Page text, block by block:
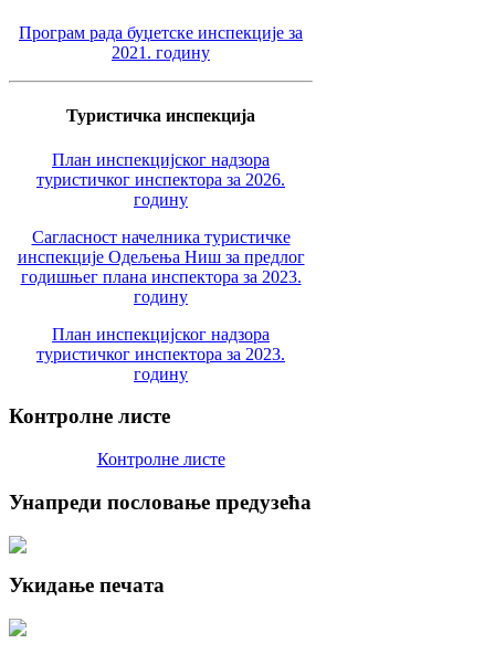
Програм рада буџетске инспекције за
2021. годину
Туристичка инспекција
План инспекцијског надзора
туристичког инспектора за 2026.
годину
Сагласност начелника туристичке
инспекције Одељења Ниш за предлог
годишњег плана инспектора за 2023.
годину
План инспекцијског надзора
туристичког инспектора за 2023.
годину
Контролне листе
Контролне листе
Унапреди пословање предузећа
Укидање печата